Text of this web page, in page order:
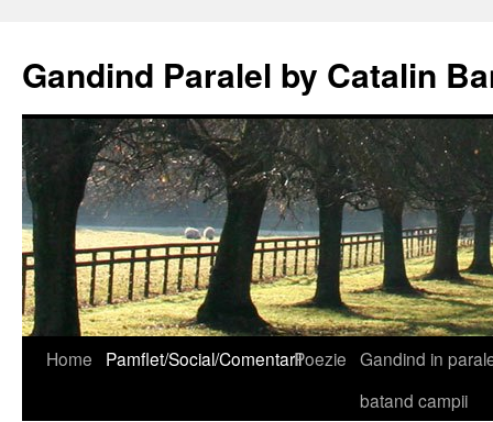
Gandind Paralel by Catalin
Sari
Home Pamflet/Social/ComentariiPoezie Gandind in
batand campii